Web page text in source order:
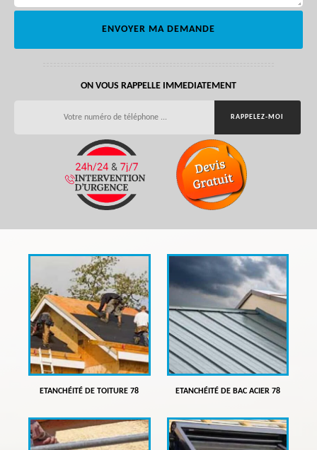
ON VOUS RAPPELLE IMMEDIATEMENT
ETANCHÉITÉ DE TOITURE 78 ETANCHÉITÉ DE BAC ACIER 78